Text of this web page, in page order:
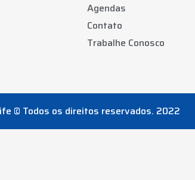
Agendas
Contato
Trabalhe Conosco
© Todos os direitos reservados. 2022